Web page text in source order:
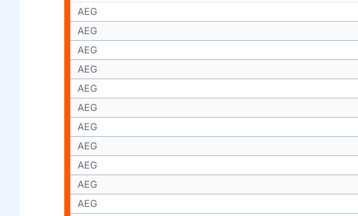
AEG
AEG
AEG
AEG
AEG
AEG
AEG
AEG
AEG
AEG
AEG